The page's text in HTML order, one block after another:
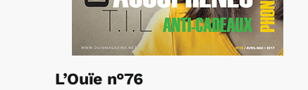
L’Ouïe n°76